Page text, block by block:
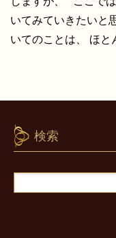
いてみていきたいと
いてのことは、 ほ
検索